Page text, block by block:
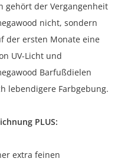
gehört der Vergangenheit
nicht, sondern
der ersten Monate eine
UV-Licht und
Barfußdielen
lebendigere Farbgebung.
PLUS:
extra feinen